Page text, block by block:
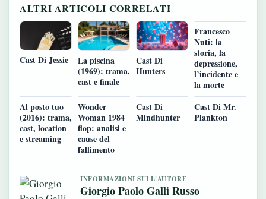
ALTRI ARTICOLI CORRELATI
Cast Di Jessie
La piscina
(1969): trama,
cast e finale
Cast Di
Hunters
Francesco
Nuti: la
storia, la
depressione,
l’incidente e
la morte
Al posto tuo
(2016): trama,
cast, location
e streaming
Wonder
Woman 1984
flop: analisi e
cause del
fallimento
Cast Di
Mindhunter
Cast Di Mr.
Plankton
INFORMAZIONI SULL'AUTORE
Giorgio Paolo Galli Russo